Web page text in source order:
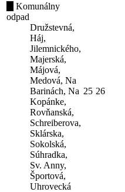
Komunálny
odpad
Družstevná,
Háj,
Jilemnického,
Majerská,
Májová,
Medová, Na
Barinách, Na
Kopánke,
Rovňanská,
Schreiberova,
Sklárska,
Sokolská,
Súhradka,
Sv. Anny,
Športová,
Uhrovecká
25 26